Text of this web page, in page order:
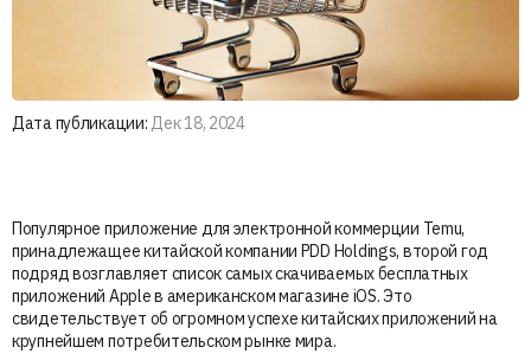
Дата публикации: Дек 18, 2024
Популярное приложение для электронной коммерции Temu,
принадлежащее китайской компании PDD Holdings, второй год
подряд возглавляет список самых скачиваемых бесплатных
приложений Apple в американском магазине iOS. Это
свидетельствует об огромном успехе китайских приложений на
крупнейшем потребительском рынке мира.